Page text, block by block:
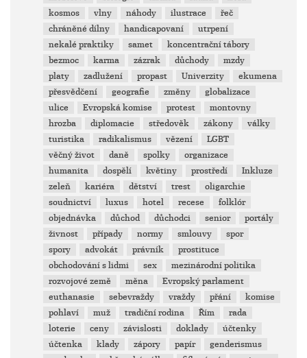
kosmos
vlny náhody ilustrace
řeč
chráněné dílny
handicapovaní
utrpení
nekalé praktiky
samet
koncentrační tábory
bezmoc
karma zázrak důchody
mzdy
platy
zadlužení propast Univerzity
ekumena
přesvědčení
geografie změny
globalizace
ulice
Evropská komise protest
montovny
hrozba
diplomacie středověk zákony
války
turistika
radikalismus vězení
LGBT
věčný život
daně spolky
organizace
humanita
dospělí květiny prostředí
Inkluze
zeleň
kariéra dětství trest
oligarchie
soudnictví
luxus hotel recese
folklór
objednávka
důchod důchodci senior
portály
živnost
případy normy smlouvy
spor
spory
advokát právník
prostituce
obchodování s lidmi
sex
mezinárodní politika
rozvojové země
měna
Evropský parlament
euthanasie
sebevraždy vraždy přání
komise
pohlaví
muž tradiční rodina Řím
rada
loterie
ceny závislosti doklady
účtenky
účtenka
klady zápory papír
genderismus